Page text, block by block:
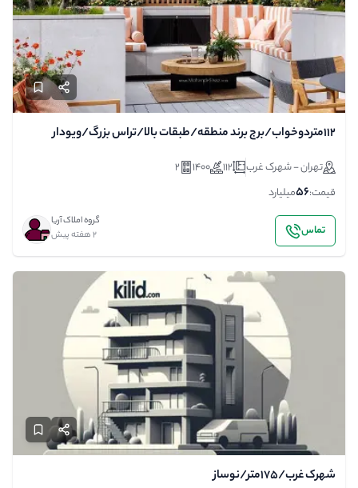
۱12متردوخواب/برج برند منطقه/طبقات بالا/تراس بزرگ/ویودار
تهران - شهرک غرب 112
1400
2
قیمت:56میلیارد
تماس
گروه املاک آریا
2 هفته پیش
شهرک غرب/175متر/نوساز